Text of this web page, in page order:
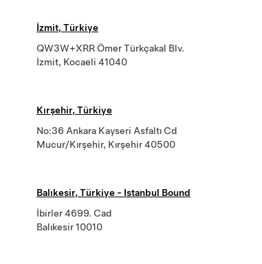
İzmit, Türkiye
QW3W+XRR Ömer Türkçakal Blv.
İzmit, Kocaeli 41040
Kırşehir, Türkiye
No:36 Ankara Kayseri Asfaltı Cd
Mucur/Kırşehir, Kırşehir 40500
Balıkesir, Türkiye - Istanbul Bound
İbirler 4699. Cad
Balıkesir 10010